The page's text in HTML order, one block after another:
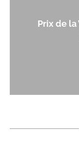
Prix de la